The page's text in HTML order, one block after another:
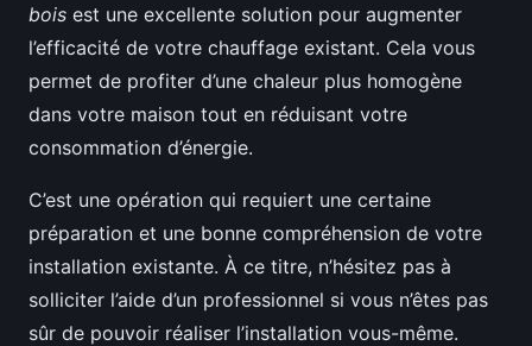
bois est une excellente solution pour augmenter
l’efficacité de votre chauffage existant. Cela vous
permet de profiter d’une chaleur plus homogène
dans votre maison tout en réduisant votre
consommation d’énergie.
C’est une opération qui requiert une certaine
préparation et une bonne compréhension de votre
installation existante. À ce titre, n’hésitez pas à
solliciter l’aide d’un professionnel si vous n’êtes pas
sûr de pouvoir réaliser l’installation vous-même.